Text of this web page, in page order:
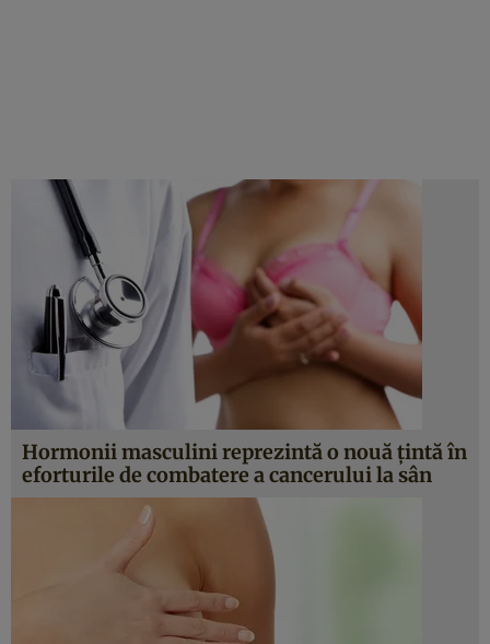
Hormonii masculini reprezintă o nouă ţintă în
eforturile de combatere a cancerului la sân